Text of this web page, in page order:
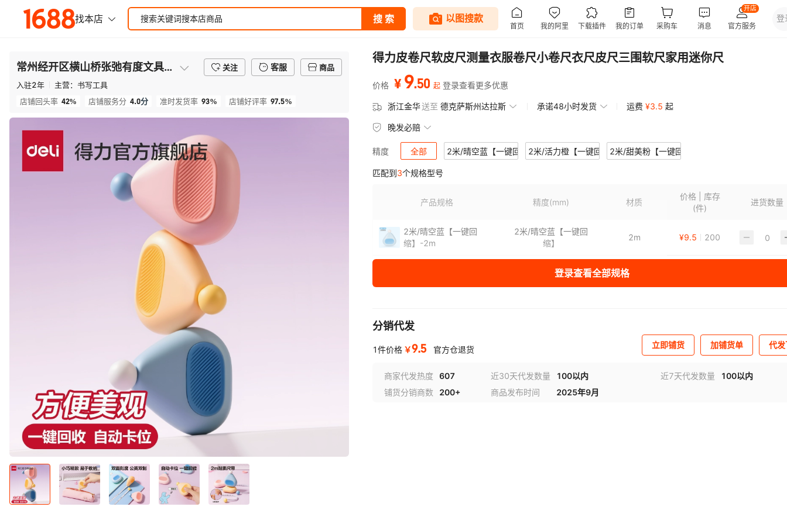
常州经开区横山桥张弛有度文具经营部 关注 客服
商品
入驻2年 主营： 书写工具
店铺回头率 42% 店铺服务分 4.0分 准时发货率 93% 店铺好评率 97.5%
得力皮卷尺软皮尺测量衣服卷尺小卷尺衣尺皮尺三围软尺家用迷你尺
价格 ¥ 9.50 起 登录查看更多优惠
浙江金华送至 德克萨斯州达拉斯 承诺48小时发货 运费 ¥3.5 起
晚发必赔
精度 全部 2米/晴空蓝【一键回缩】2米/活力橙【一键回缩】2米/甜美粉【一键回缩】
匹配到3个规格型号
产品规格 精度(mm) 材质
价格 | 库存
(件)
进货数量
2米/晴空蓝【一键回
缩】-2m
2米/晴空蓝【一键回
缩】
2m ¥9.5 200
2米/活力橙【一键回
缩】
2m
登录查看全部规格
分销代发
1件价格 ￥9.5 官方仓退货 立即铺货 加铺货单 代
商家代发热度 607 近30天代发数量 100以内 近7天代发数量
100以内
铺货分销商数
200+ 商品发布时间 2025年9月